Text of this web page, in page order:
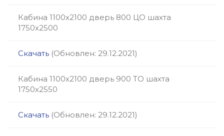
Кабина 1100х2100 дверь 800 ЦО шахта
1750х2500
Скачать (Обновлен: 29.12.2021)
Кабина 1100х2100 дверь 900 ТО шахта
1750х2550
Скачать (Обновлен: 29.12.2021)